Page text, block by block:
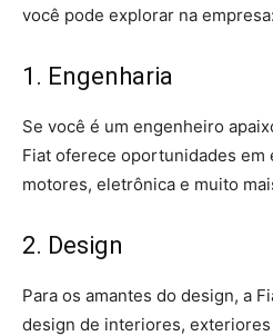
você pode explorar na empresa:
1. Engenharia
Se você é um engenheiro
Fiat oferece oportunidades em
motores, eletrônica e muito
2. Design
Para os amantes do design, a
design de interiores,